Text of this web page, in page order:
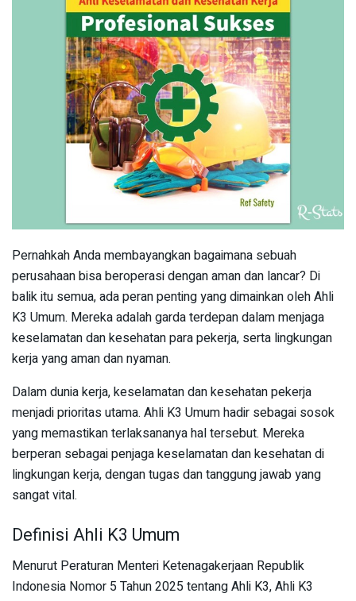
Pernahkah Anda membayangkan bagaimana sebuah
perusahaan bisa beroperasi dengan aman dan lancar? Di
balik itu semua, ada peran penting yang dimainkan oleh Ahli
K3 Umum. Mereka adalah garda terdepan dalam menjaga
keselamatan dan kesehatan para pekerja, serta lingkungan
kerja yang aman dan nyaman.
Dalam dunia kerja, keselamatan dan kesehatan pekerja
menjadi prioritas utama. Ahli K3 Umum hadir sebagai sosok
yang memastikan terlaksananya hal tersebut. Mereka
berperan sebagai penjaga keselamatan dan kesehatan di
lingkungan kerja, dengan tugas dan tanggung jawab yang
sangat vital.
Definisi Ahli K3 Umum
Menurut Peraturan Menteri Ketenagakerjaan Republik
Indonesia Nomor 5 Tahun 2025 tentang Ahli K3, Ahli K3